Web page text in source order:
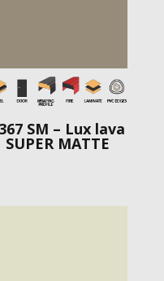
SM – Lux lava
SUPER MATTE